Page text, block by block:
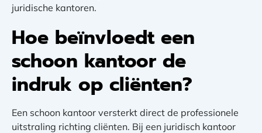
juridische kantoren.
Hoe beïnvloedt een
schoon kantoor de
indruk op cliënten?
Een schoon kantoor versterkt direct de professionele
uitstraling richting cliënten. Bij een juridisch kantoor